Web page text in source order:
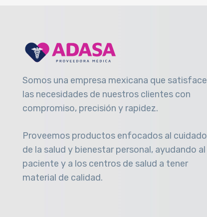
Somos una empresa mexicana que satisface
las necesidades de nuestros clientes con
compromiso, precisión y rapidez.
Proveemos productos enfocados al cuidado
de la salud y bienestar personal, ayudando al
paciente y a los centros de salud a tener
material de calidad.